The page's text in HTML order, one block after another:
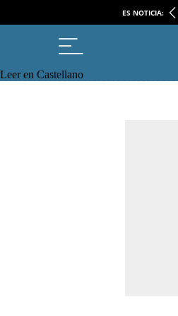
ES NOTICIA:
Leer en Castellano